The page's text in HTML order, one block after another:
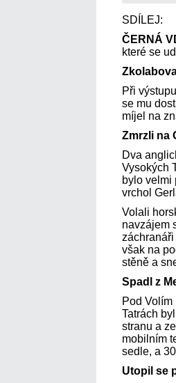
SDÍLEJ:
ČERNÁ
které se
Při
se mu
míjel na
Zmrzli na
Dva
Vysokých
bylo velmi
vrchol
Volali
navzájem
však na
stěně a
Spadl z
Pod
Tatrách
stranu a
mobilním
sedle, a
Utopil se